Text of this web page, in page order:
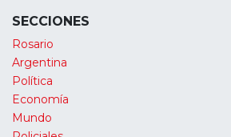
SECCIONES
Rosario
Argentina
Política
Economía
Mundo